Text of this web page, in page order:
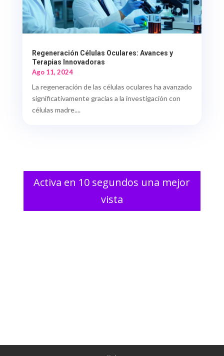
Regeneración Células Oculares: Avances y
Terapias Innovadoras
Ago 11, 2024
La regeneración de las células oculares ha avanzado
significativamente gracias a la investigación con
células madre....
Activa en 10 segundos una mejor
vista